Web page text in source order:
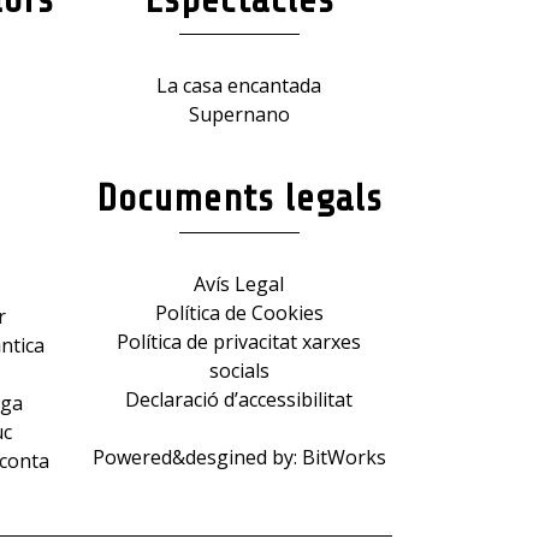
La casa encantada
Supernano
Documents legals
Avís Legal
Política de Cookies
Política de privacitat xarxes
socials
Declaració d’accessibilitat
Powered&desgined by: BitWorks